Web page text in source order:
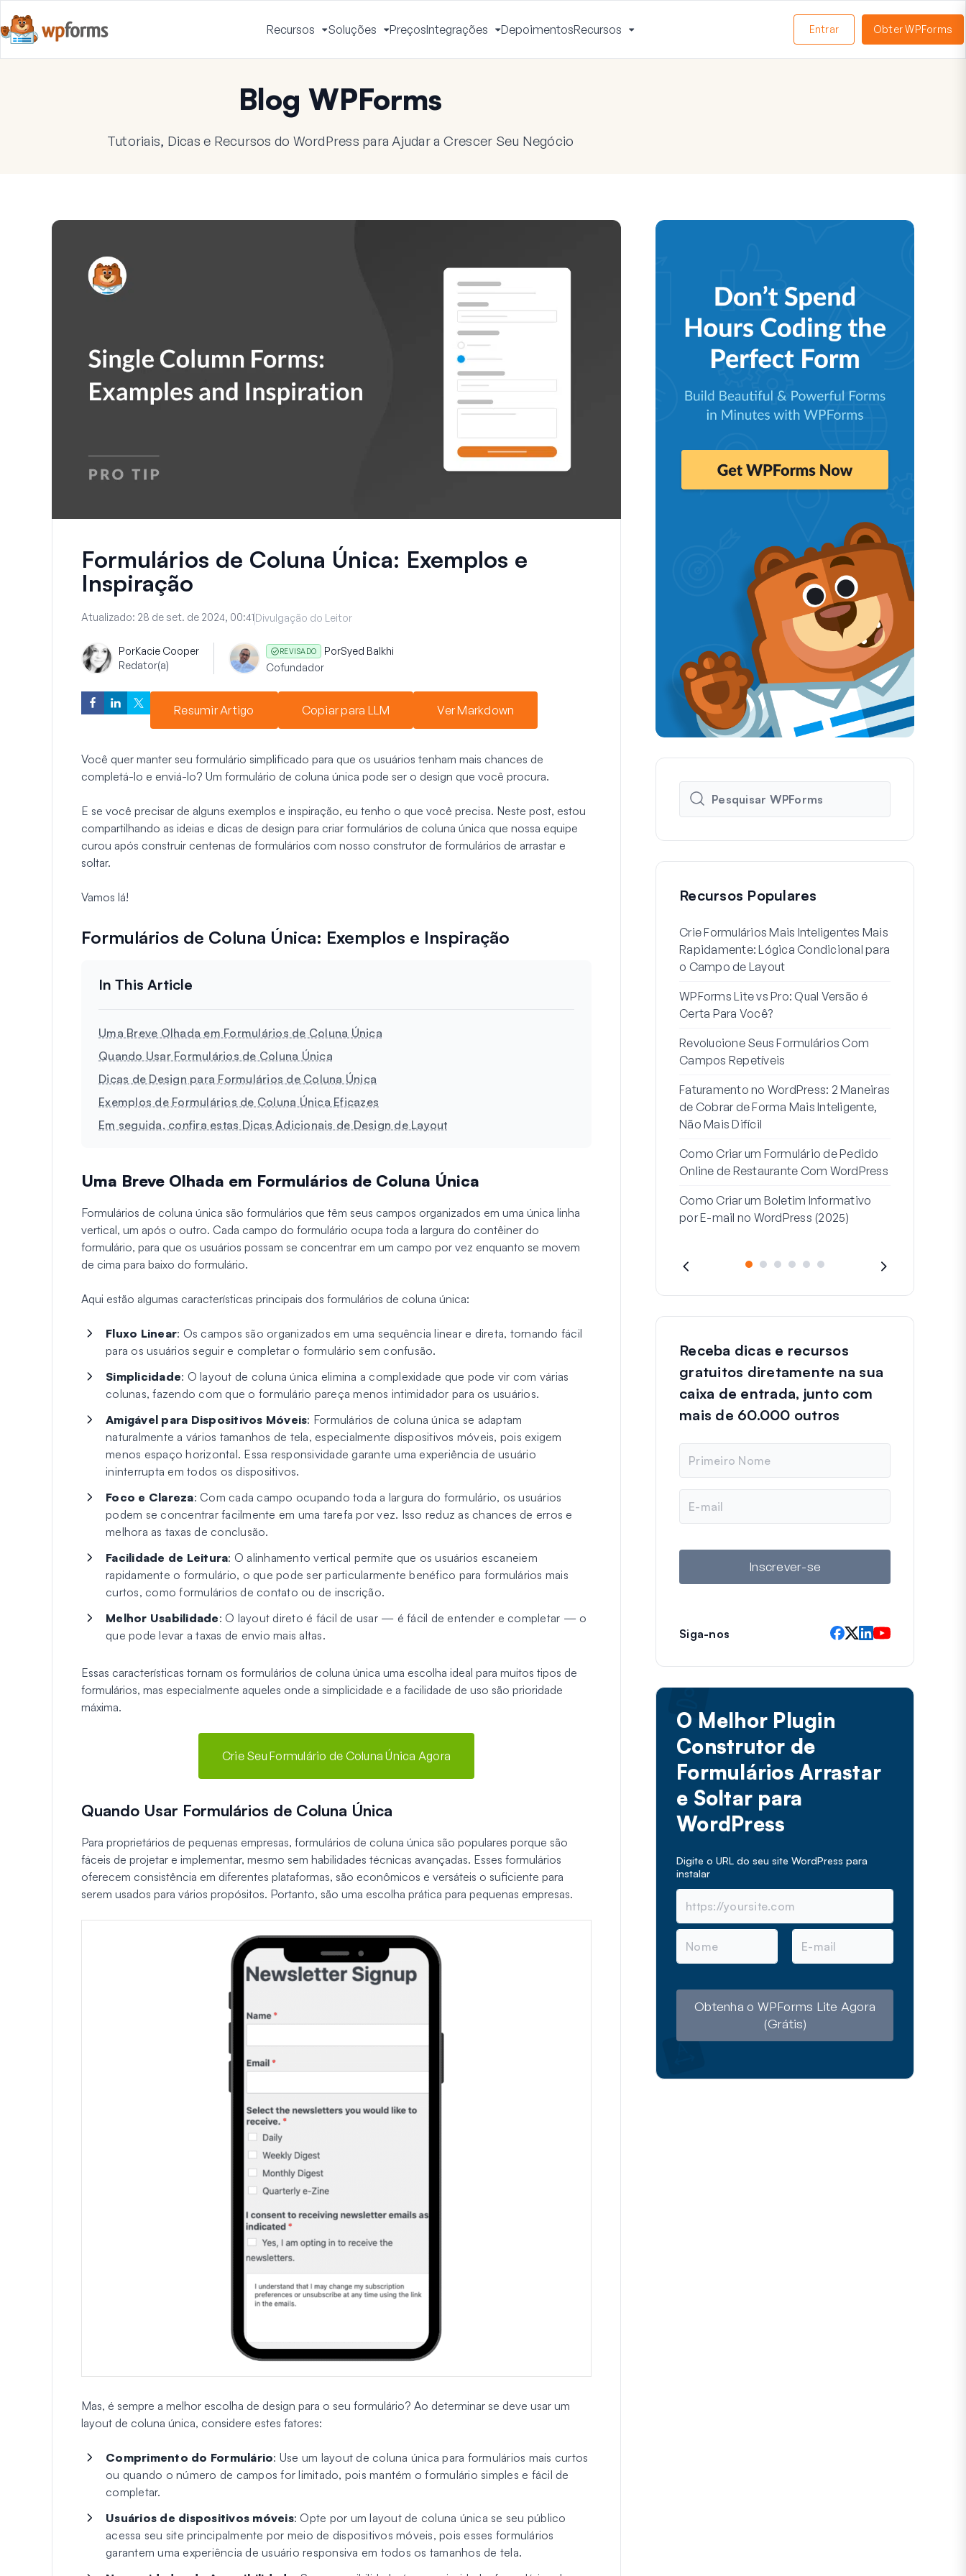
Recursos
Alternar
Menu
Soluções
Alternar
Menu
PreçosIntegrações
Alternar
Menu
DepoimentosRecursos
Menu
Entrar Obter WPForms
Blog WPForms
Tutoriais, Dicas e Recursos do WordPress para Ajudar a Crescer Seu Negócio
Formulários de Coluna Única: Exemplos e
Inspiração
Atualizado: 28 de set. de 2024, 00:41Divulgação do Leitor
PorKacie Cooper
Redator(a)
REVISADO PorSyed Balkhi
Cofundador
Resumir Artigo Copiar para LLM Ver Markdown
Você quer manter seu formulário simplificado para que os usuários tenham mais chances de
completá-lo e enviá-lo? Um formulário de coluna única pode ser o design que você procura.
E se você precisar de alguns exemplos e inspiração, eu tenho o que você precisa. Neste post, estou
compartilhando as ideias e dicas de design para criar formulários de coluna única que nossa equipe
curou após construir centenas de formulários com nosso construtor de formulários de arrastar e
soltar.
Vamos lá!
Formulários de Coluna Única: Exemplos e Inspiração
Uma Breve Olhada em Formulários de Coluna Única
Quando Usar Formulários de Coluna Única
Dicas de Design para Formulários de Coluna Única
Exemplos de Formulários de Coluna Única Eficazes
Em seguida, confira estas Dicas Adicionais de Design de Layout
Uma Breve Olhada em Formulários de Coluna Única
Formulários de coluna única são formulários que têm seus campos organizados em uma única linha
vertical, um após o outro. Cada campo do formulário ocupa toda a largura do contêiner do
formulário, para que os usuários possam se concentrar em um campo por vez enquanto se movem
de cima para baixo do formulário.
Aqui estão algumas características principais dos formulários de coluna única:
Fluxo Linear: Os campos são organizados em uma sequência linear e direta, tornando fácil
para os usuários seguir e completar o formulário sem confusão.
Simplicidade: O layout de coluna única elimina a complexidade que pode vir com várias
colunas, fazendo com que o formulário pareça menos intimidador para os usuários.
Amigável para Dispositivos Móveis: Formulários de coluna única se adaptam
naturalmente a vários tamanhos de tela, especialmente dispositivos móveis, pois exigem
menos espaço horizontal. Essa responsividade garante uma experiência de usuário
ininterrupta em todos os dispositivos.
Foco e Clareza: Com cada campo ocupando toda a largura do formulário, os usuários
podem se concentrar facilmente em uma tarefa por vez. Isso reduz as chances de erros e
melhora as taxas de conclusão.
Facilidade de Leitura: O alinhamento vertical permite que os usuários escaneiem
rapidamente o formulário, o que pode ser particularmente benéfico para formulários mais
curtos, como formulários de contato ou de inscrição.
Melhor Usabilidade: O layout direto é fácil de usar — é fácil de entender e completar — o
que pode levar a taxas de envio mais altas.
Essas características tornam os formulários de coluna única uma escolha ideal para muitos tipos de
formulários, mas especialmente aqueles onde a simplicidade e a facilidade de uso são prioridade
máxima.
Crie Seu Formulário de Coluna Única Agora
Quando Usar Formulários de Coluna Única
Para proprietários de pequenas empresas, formulários de coluna única são populares porque são
fáceis de projetar e implementar, mesmo sem habilidades técnicas avançadas. Esses formulários
oferecem consistência em diferentes plataformas, são econômicos e versáteis o suficiente para
serem usados para vários propósitos. Portanto, são uma escolha prática para pequenas empresas.
Mas, é sempre a melhor escolha de design para o seu formulário? Ao determinar se deve usar um
layout de coluna única, considere estes fatores:
Comprimento do Formulário: Use um layout de coluna única para formulários mais curtos
ou quando o número de campos for limitado, pois mantém o formulário simples e fácil de
completar.
Usuários de dispositivos móveis: Opte por um layout de coluna única se seu público
acessa seu site principalmente por meio de dispositivos móveis, pois esses formulários
garantem uma experiência de usuário responsiva em todos os tamanhos de tela.
Recursos Populares
Crie Formulários Mais Inteligentes Mais
Rapidamente: Lógica Condicional para
o Campo de Layout
WPForms Lite vs Pro: Qual Versão é
Certa Para Você?
Revolucione Seus Formulários Com
Campos Repetíveis
Faturamento no WordPress: 2 Maneiras
de Cobrar de Forma Mais Inteligente,
Não Mais Difícil
Como Criar um Formulário de Pedido
Online de Restaurante Com WordPress
Como Criar um Boletim Informativo
por E-mail no WordPress (2025)
Receba dicas e recursos
gratuitos diretamente na sua
caixa de entrada, junto com
mais de 60.000 outros
m
e
m
i
Inscrever-se
Siga-nos
O Melhor Plugin
Construtor de
Formulários Arrastar
e Soltar para
WordPress
Digite o URL do seu site WordPress para
instalar
N
m
E
m
Obtenha o WPForms Lite Agora
(Grátis)